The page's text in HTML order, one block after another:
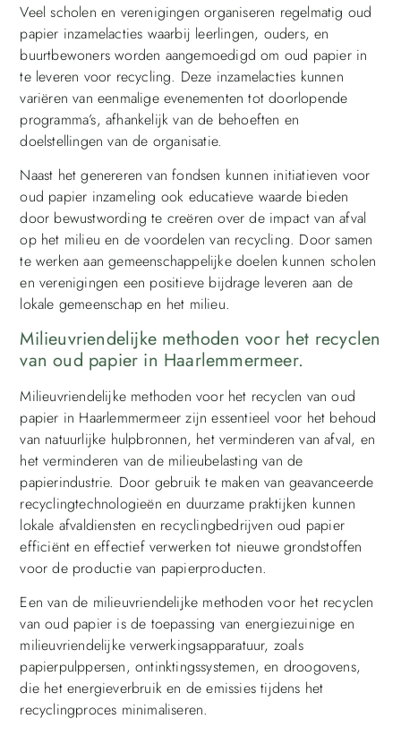
Veel scholen en verenigingen organiseren regelmatig oud
papier inzamelacties waarbij leerlingen, ouders, en
buurtbewoners worden aangemoedigd om oud papier in
te leveren voor recycling. Deze inzamelacties kunnen
variëren van eenmalige evenementen tot doorlopende
programma’s, afhankelijk van de behoeften en
doelstellingen van de organisatie.
Naast het genereren van fondsen kunnen initiatieven voor
oud papier inzameling ook educatieve waarde bieden
door bewustwording te creëren over de impact van afval
op het milieu en de voordelen van recycling. Door samen
te werken aan gemeenschappelijke doelen kunnen scholen
en verenigingen een positieve bijdrage leveren aan de
lokale gemeenschap en het milieu.
Milieuvriendelijke methoden voor het recyclen
van oud papier in Haarlemmermeer.
Milieuvriendelijke methoden voor het recyclen van oud
papier in Haarlemmermeer zijn essentieel voor het behoud
van natuurlijke hulpbronnen, het verminderen van afval, en
het verminderen van de milieubelasting van de
papierindustrie. Door gebruik te maken van geavanceerde
recyclingtechnologieën en duurzame praktijken kunnen
lokale afvaldiensten en recyclingbedrijven oud papier
efficiënt en effectief verwerken tot nieuwe grondstoffen
voor de productie van papierproducten.
Een van de milieuvriendelijke methoden voor het recyclen
van oud papier is de toepassing van energiezuinige en
milieuvriendelijke verwerkingsapparatuur, zoals
papierpulppersen, ontinktingssystemen, en droogovens,
die het energieverbruik en de emissies tijdens het
recyclingproces minimaliseren.